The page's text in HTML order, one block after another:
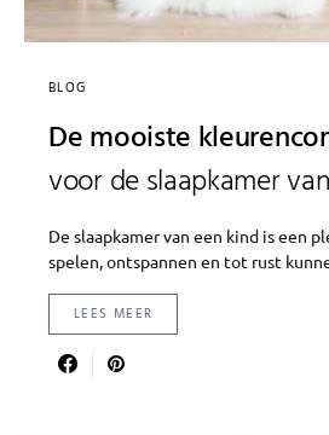
BLOG
De mooiste
voor de slaapkamer
De slaapkamer van een kind is een
spelen, ontspannen en tot rust
LEES MEER